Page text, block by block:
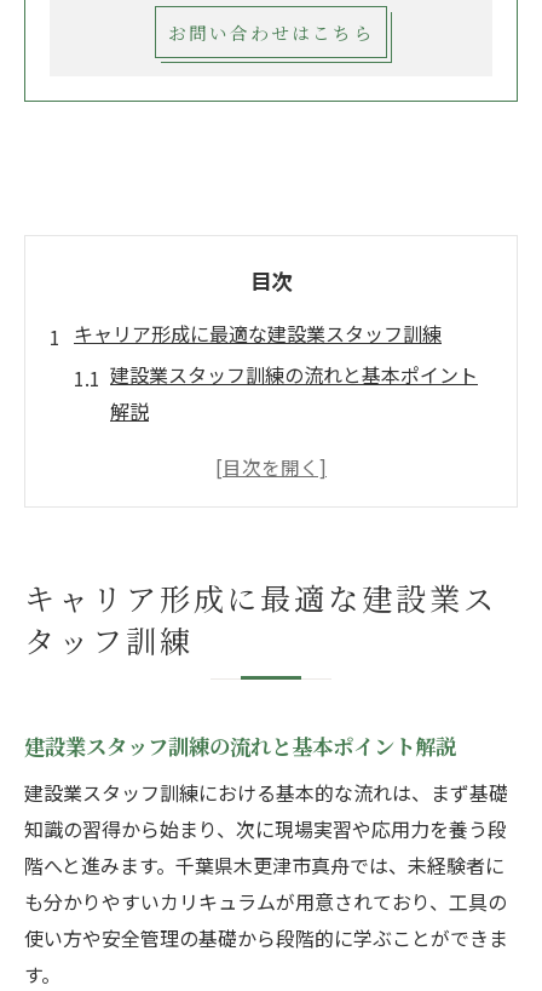
お問い合わせはこちら
目次
キャリア形成に最適な建設業スタッフ訓練
建設業スタッフ訓練の流れと基本ポイント
解説
ハローワーク活用で実現する建設業スタッ
建設業スタッフ訓練で得られるキャリアメ
リット
未経験者が安心して学べる建設業スタッフ
実践力を高める木更津市真舟の技能習得法
ポリテクセンター君津で学ぶ建設業スタッ
フ実践力
木造建築科職業訓練で身につく実践的スキ
ル
キャリア形成に最適な建設業ス
タッフ訓練
建設業スタッフ訓練の流れと基本ポイント解説
建設業スタッフ訓練における基本的な流れは、まず基礎
知識の習得から始まり、次に現場実習や応用力を養う段
階へと進みます。千葉県木更津市真舟では、未経験者に
も分かりやすいカリキュラムが用意されており、工具の
使い方や安全管理の基礎から段階的に学ぶことができま
す。